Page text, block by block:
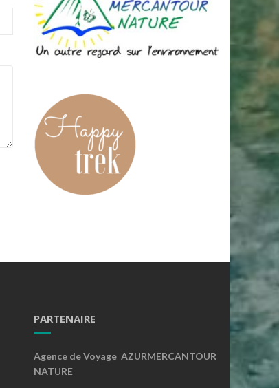
PARTENAIRE
Agence de Voyage AZURMERCANTOUR
NATURE